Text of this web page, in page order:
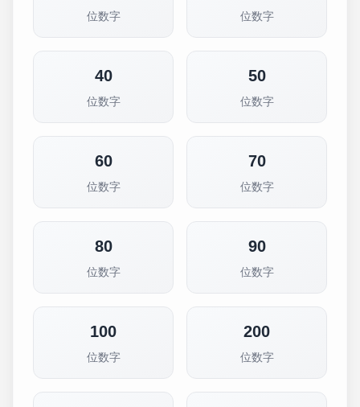
位数字 位数字
40
位数字
50
位数字
60
位数字
70
位数字
80
位数字
90
位数字
100
位数字
200
位数字